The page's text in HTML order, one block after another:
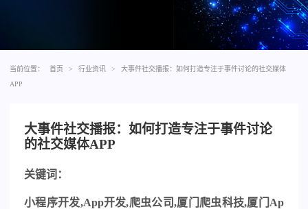
当前位置： 首页 > 行业资讯 >
大事件社交播报：如何打造专注于事件讨论的社交媒体
APP
大事件社交播报：如何打造专注于事件讨论
的社交媒体APP
关键词：
小程序开发,App开发,爬虫公司,厦门爬虫科技,厦门 Ap